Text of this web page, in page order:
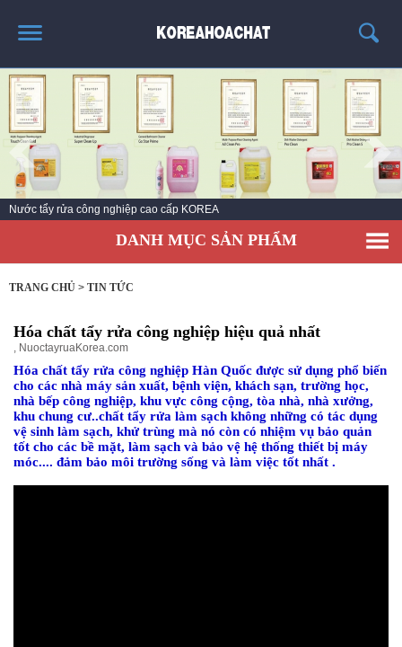
TRANG CHỦ
GIỚI THIỆU
THÔNG TIN SẢN PHẨM
TIN TỨC
LIÊN HỆ
Nước vệ sinh công nghiệp làm sạch số 1 Hàn Quốc
DANH MỤC SẢN PHẨM
TRANG CHỦ > TIN TỨC
Hóa chất tẩy rửa công nghiệp hiệu quả nhất
, NuoctayruaKorea.com
Hóa chất tẩy rửa công nghiệp Hàn Quốc được sử dụng phổ biến
cho các nhà máy sản xuất, bệnh viện, khách sạn, trường học,
nhà bếp công nghiệp, khu vực công cộng, tòa nhà, nhà xưởng,
khu chung cư..chất tẩy rửa làm sạch không những có tác dụng
vệ sinh làm sạch, khử trùng mà nó còn có nhiệm vụ bảo quản
tốt cho các bề mặt, làm sạch và bảo vệ hệ thống thiết bị máy
móc.... đảm bảo môi trường sống và làm việc tốt nhất .